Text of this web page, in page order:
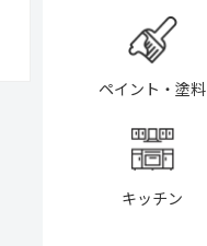
ペイント・塗料
キッチン